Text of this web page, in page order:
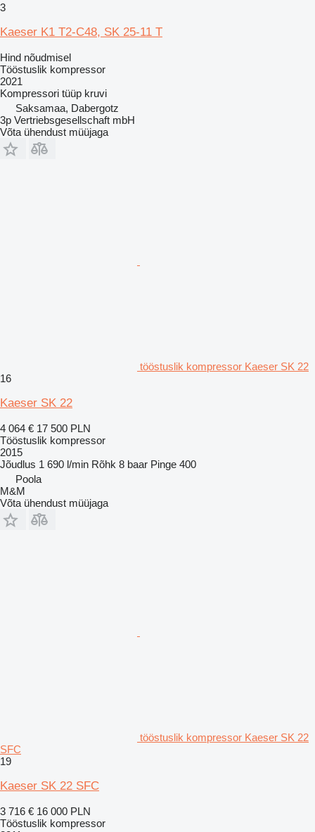
3
Kaeser K1 T2-C48, SK 25-11 T
Hind nõudmisel
Tööstuslik kompressor
2021
Kompressori tüüp kruvi
Saksamaa, Dabergotz
3p Vertriebsgesellschaft mbH
Võta ühendust müüjaga
tööstuslik kompressor Kaeser SK 22
16
Kaeser SK 22
4 064 € 17 500 PLN
Tööstuslik kompressor
2015
Jõudlus 1 690 l/min Rõhk 8 baar Pinge 400
Poola
M&M
Võta ühendust müüjaga
tööstuslik kompressor Kaeser SK 22
SFC
19
Kaeser SK 22 SFC
3 716 € 16 000 PLN
Tööstuslik kompressor